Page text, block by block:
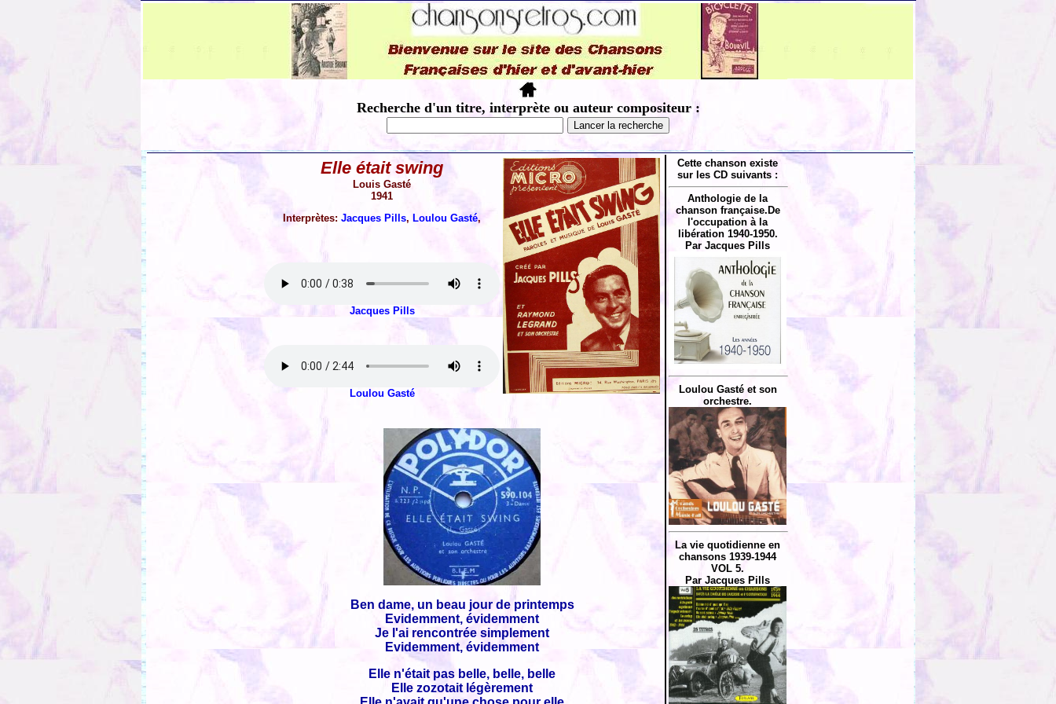
Recherche d'un titre, interprète ou auteur compositeur :
Elle était swing
Louis Gasté
1941
Interprètes: Jacques Pills, Loulou Gasté,
Jacques Pills
Loulou Gasté
Ben dame, un beau jour de printemps
Evidemment, évidemment
Je l'ai rencontrée simplement
Evidemment, évidemment
Elle n'était pas belle, belle, belle
Elle zozotait légèrement
Cette chanson existe
sur les CD suivants :
Anthologie de la
chanson française.De
l'occupation à la
libération 1940-1950.
Par Jacques Pills
Loulou Gasté et son
orchestre.
La vie quotidienne en
chansons 1939-1944
VOL 5.
Par Jacques Pills